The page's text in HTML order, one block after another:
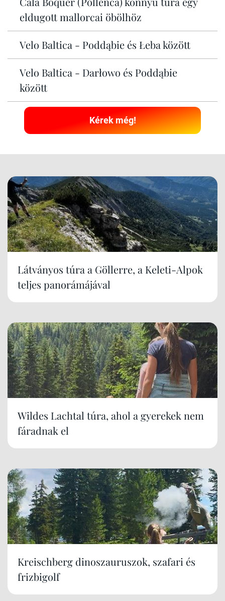
eldugott mallorcai öbölhöz
Velo Baltica - Poddąbie és Łeba között
Velo Baltica - Darłowo és Poddąbie
között
Kérek még!
Látványos túra a Göllerre, a Keleti-Alpok
teljes panorámájával
Wildes Lachtal túra, ahol a gyerekek nem
fáradnak el
Kreischberg dinoszauruszok, szafari és
frizbigolf